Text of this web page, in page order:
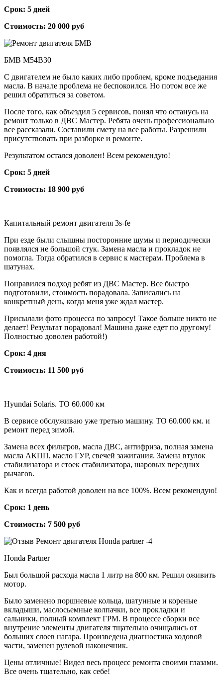
Срок: 5 дней
Стоимость: 20 000 руб
БМВ М54B30
С двигателем не было каких либо проблем, кроме подъедания
масла. В начале проблема не беспокоился. Но потом все же
решил обратиться за советом.
После того, как объездил 5 сервисов, понял что останусь на
ремонт только в ДВС Мастер. Ребята очень профессионально
все рассказали. Составили смету на все работы. Разрешили
присутствовать при разборке и ремонте.
Результатом остался доволен! Всем рекомендую!
Срок: 5 дней
Стоимость: 18 900 руб
Капитальный ремонт двигателя 3s-fe
При езде были слышны посторонние шумы и периодически
появлялся не большой стук. Замена масла и прокладок не
помогла. Тогда обратился в сервис к мастерам. Проблема в
шатунах.
Понравился подход ребят из ДВС Мастер. Все быстро
подготовили, стоимость порадовала. Записались на
конкретный день, когда меня уже ждал мастер.
Присылали фото процесса по запросу! Такое больше никто не
делает! Результат порадовал! Машина даже едет по другому!
Полностью доволен работой!)
Срок: 4 дня
Стоимость: 11 500 руб
Hyundai Solaris. ТО 60.000 км
В сервисе обслуживаю уже третью машину. ТО 60.000 км. и
ремонт перед зимой.
Замена всех фильтров, масла ДВС, антифриза, полная замена
масла АКПП, масло ГУР, свечей зажигания. Замена втулок
стабилизатора и стоек стабилизатора, шаровых передних
рычагов.
Как и всегда работой доволен на все 100%. Всем рекомендую!
Срок: 1 день
Стоимость: 7 500 руб
Honda Partner
Был большой расхода масла 1 литр на 800 км. Решил оживить
мотор.
Было заменено поршневые кольца, шатунные и кореные
вкладыши, маслосьемные колпачки, все прокладки и
сальники, полный комплект ГРМ. В процессе сборки все
внутрение элементы двигателя тщательно очищались от
больших слоев нагара. Произведена диагностика ходовой
части, заменен рулевой наконечник.
Цены отличные! Видел весь процесс ремонта своими глазами.
Все очень тщательно, как себе!